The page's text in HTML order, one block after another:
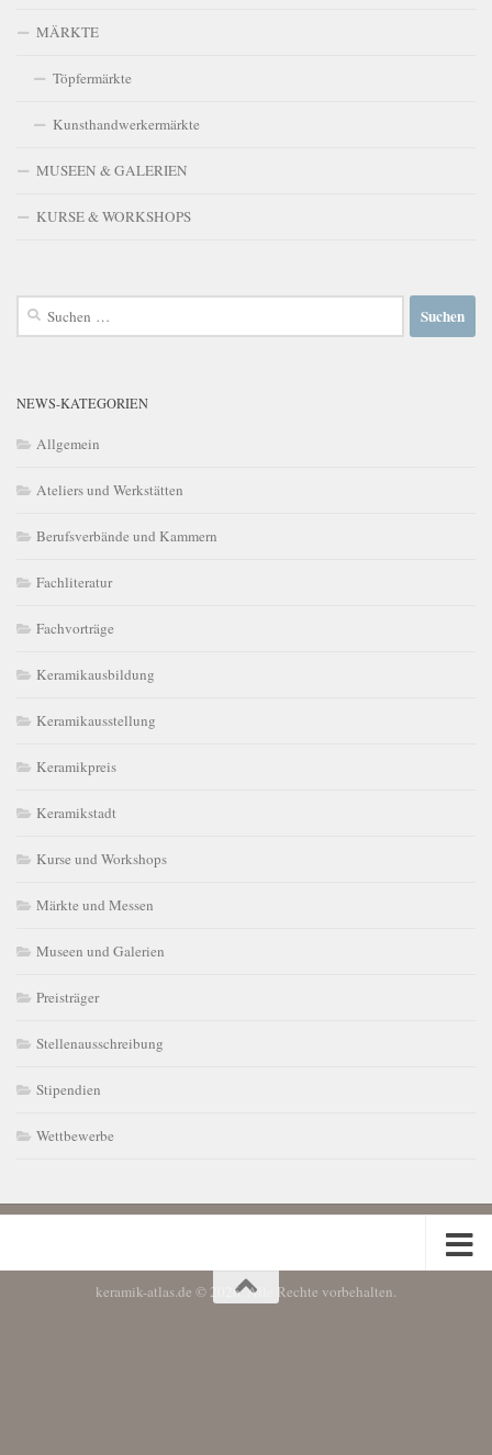
MÄRKTE
Töpfermärkte
Kunsthandwerkermärkte
MUSEEN & GALERIEN
KURSE & WORKSHOPS
Suchen
NEWS-KATEGORIEN
Allgemein
Ateliers und Werkstätten
Berufsverbände und Kammern
Fachliteratur
Fachvorträge
Keramikausbildung
Keramikausstellung
Keramikpreis
Keramikstadt
Kurse und Workshops
Märkte und Messen
Museen und Galerien
Preisträger
Stellenausschreibung
Stipendien
Wettbewerbe
keramik-atlas.de © 2026. Alle Rechte vorbehalten.